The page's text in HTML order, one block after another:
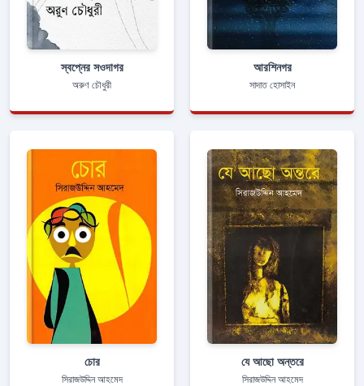
স্বপ্নের সওদাগর
অরুণ চৌধুরী
আরশিনগর
সাদাত হোসাইন
চোর
সিরাজউদ্দিন আহমেদ
যে আছো অন্তরে
সিরাজউদ্দিন আহমেদ